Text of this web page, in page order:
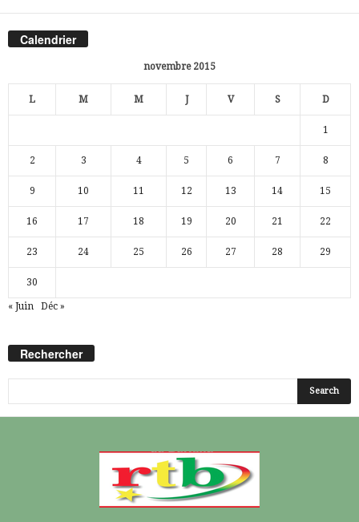
Calendrier
novembre 2015
L M M J V S D
1
2 3 4 5 6 7 8
9 10 11 12 13 14 15
16 17 18 19 20 21 22
23 24 25 26 27 28 29
30
« Juin Déc »
Rechercher